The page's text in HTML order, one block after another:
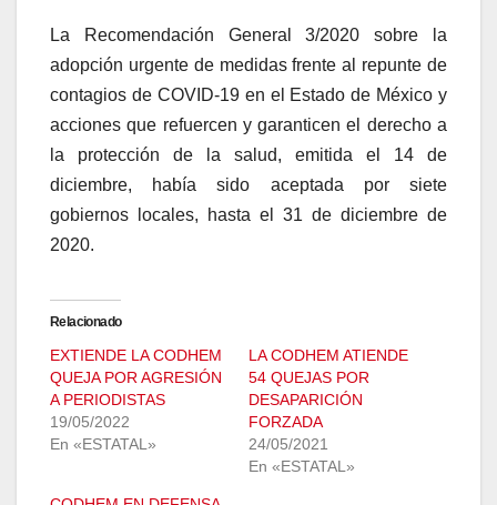
La Recomendación General 3/2020 sobre la
adopción urgente de medidas frente al repunte de
contagios de COVID-19 en el Estado de México y
acciones que refuercen y garanticen el derecho a
la protección de la salud, emitida el 14 de
diciembre, había sido aceptada por siete
gobiernos locales, hasta el 31 de diciembre de
2020.
Relacionado
EXTIENDE LA CODHEM
QUEJA POR AGRESIÓN
A PERIODISTAS
19/05/2022
En «ESTATAL»
LA CODHEM ATIENDE
54 QUEJAS POR
DESAPARICIÓN
FORZADA
24/05/2021
En «ESTATAL»